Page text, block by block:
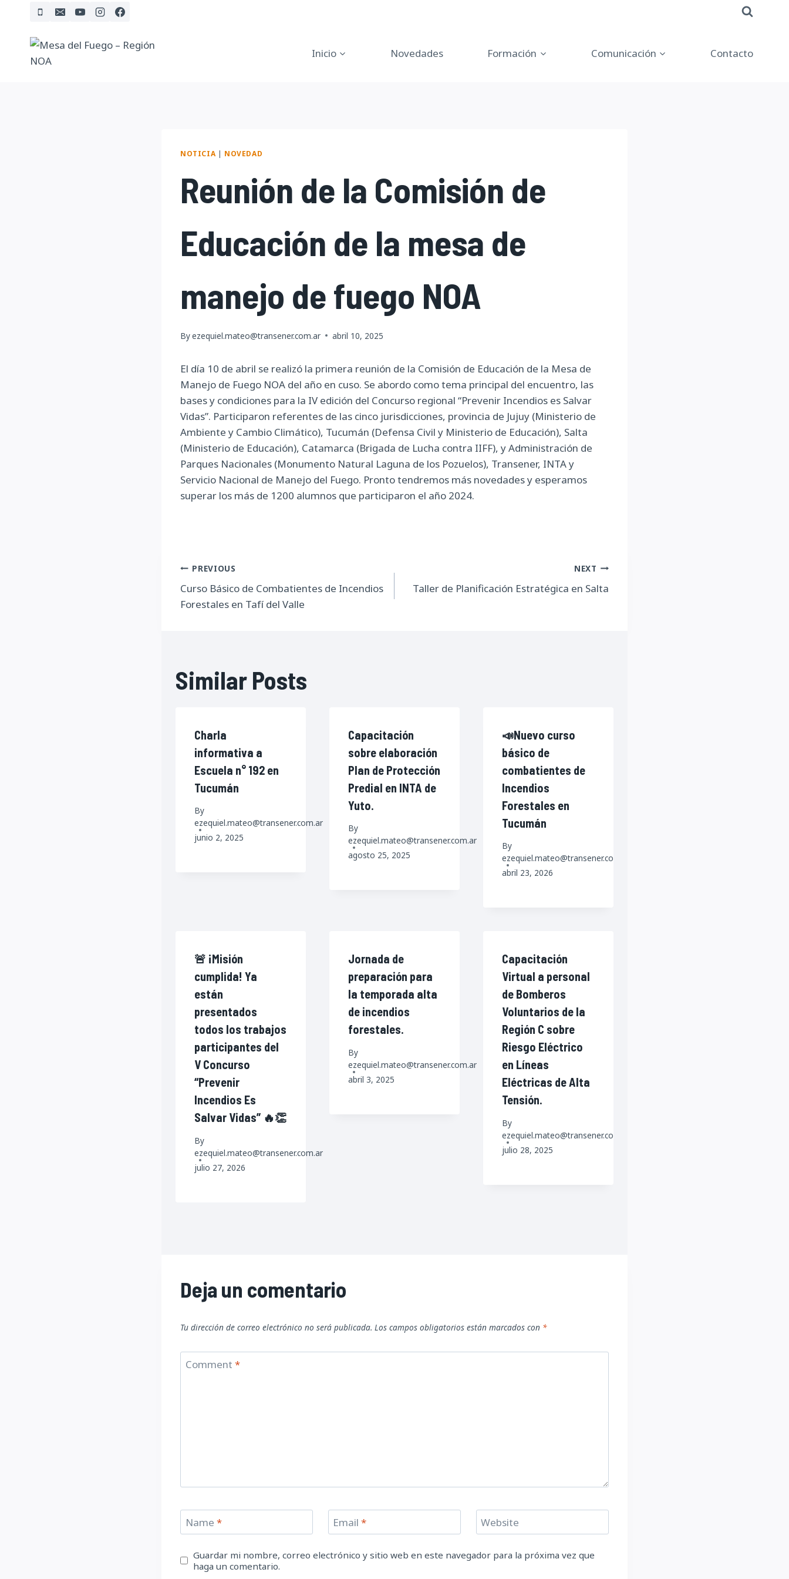
content
Inicio
Novedades Formación Comunicación Contacto
NOTICIA | NOVEDAD
Reunión de la Comisión de
Educación de la mesa de
manejo de fuego NOA
Byezequiel.mateo@transener.com.ar abril 10, 2025
El día 10 de abril se realizó la primera reunión de la Comisión de Educación de la Mesa de
Manejo de Fuego NOA del año en cuso. Se abordo como tema principal del encuentro, las
bases y condiciones para la IV edición del Concurso regional “Prevenir Incendios es Salvar
Vidas”. Participaron referentes de las cinco jurisdicciones, provincia de Jujuy (Ministerio de
Ambiente y Cambio Climático), Tucumán (Defensa Civil y Ministerio de Educación), Salta
(Ministerio de Educación), Catamarca (Brigada de Lucha contra IIFF), y Administración de
Parques Nacionales (Monumento Natural Laguna de los Pozuelos), Transener, INTA y
Servicio Nacional de Manejo del Fuego. Pronto tendremos más novedades y esperamos
superar los más de 1200 alumnos que participaron el año 2024.
Navegación
de
PREVIOUS
Curso Básico de Combatientes de Incendios
Forestales en Tafí del Valle
NEXT
Taller de Planificación Estratégica en Salta
Similar Posts
Charla
informativa a
Escuela n° 192 en
Tucumán
By
ezequiel.mateo@transener.com.ar
junio 2, 2025
Capacitación
sobre elaboración
Plan de Protección
Predial en INTA de
Yuto.
By
ezequiel.mateo@transener.com.ar
agosto 25, 2025
📣Nuevo curso
básico de
combatientes de
Incendios
Forestales en
Tucumán
By
ezequiel.mateo@transener.com.ar
abril 23, 2026
🚨 ¡Misión
cumplida! Ya
están
presentados
todos los trabajos
participantes del
V Concurso
“Prevenir
Incendios Es
Salvar Vidas” 🔥👏
By
ezequiel.mateo@transener.com.ar
julio 27, 2026
Jornada de
preparación para
la temporada alta
de incendios
forestales.
By
ezequiel.mateo@transener.com.ar
abril 3, 2025
Capacitación
Virtual a personal
de Bomberos
Voluntarios de la
Región C sobre
Riesgo Eléctrico
en Líneas
Eléctricas de Alta
Tensión.
By
ezequiel.mateo@transener.com.ar
julio 28, 2025
Deja un comentario
Tu dirección de correo electrónico no será publicada. Los campos obligatorios están marcados con *
Comment *
Name * Email* Website
Guardar mi nombre, correo electrónico y sitio web en este navegador para la próxima vez que
haga un comentario.